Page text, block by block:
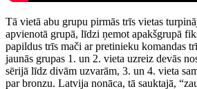
Tā vietā abu grupu pirmās trīs vietas
apvienotā grupā, līdzi ņemot apakšgrupā
papildus trīs mači ar pretinieku komandas
jaunās grupas 1. un 2. vieta uzreiz devās
sērijā līdz divām uzvarām, 3. un 4. vieta
par bronzu. Latvija nonāca, tā sauktajā,